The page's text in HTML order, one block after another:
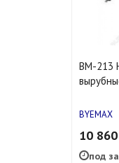
BM-213
BYEMAX
10
под